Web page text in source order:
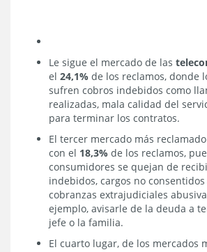
Le sigue el mercado de las
el 24,1% de los reclamos, donde
sufren cobros indebidos como
realizadas, mala calidad del
para terminar los contratos.
El tercer mercado más
con el 18,3% de los reclamos,
consumidores se quejan de
indebidos, cargos no
cobranzas extrajudiciales
ejemplo, avisarle de la deuda a
jefe o la familia.
El cuarto lugar, de los mercados